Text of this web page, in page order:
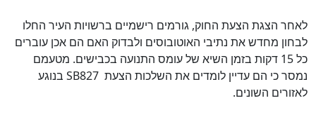
לאחר הצגת הצעת החוק, גורמים רישמיים ברשויות העיר החלו
לבחון מחדש את נתיבי האוטובוסים ולבדוק האם הם אכן עוברים
כל 15 דקות בזמן השיא של עומס התנועה בכבישים. מטעמם
נמסר כי הם עדיין לומדים את השלכות הצעת SB827 בנוגע
לאזורים השונים.